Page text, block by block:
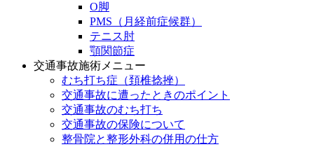
O脚
PMS（月経前症候群）
テニス肘
顎関節症
交通事故施術メニュー
むち打ち症（頚椎捻挫）
交通事故に遭ったときのポイント
交通事故のむち打ち
交通事故の保険について
整骨院と整形外科の併用の仕方